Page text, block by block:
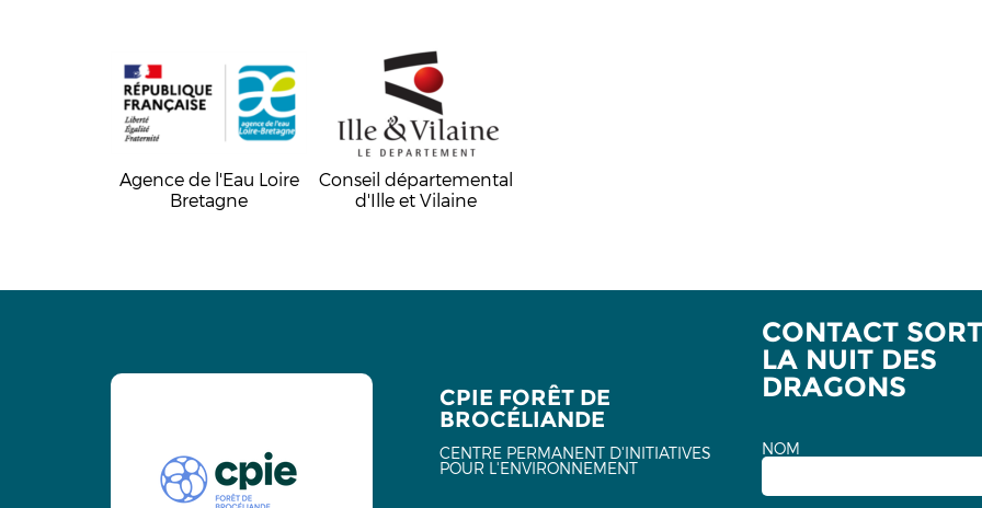
Agence de l'Eau Loire
Bretagne
Conseil départemental
d'Ille et Vilaine
CPIE FORÊT DE
BROCÉLIANDE
CENTRE PERMANENT D'INITIATIVES
POUR L'ENVIRONNEMENT
CONTACT
LA NUIT DES
DRAGONS
NOM